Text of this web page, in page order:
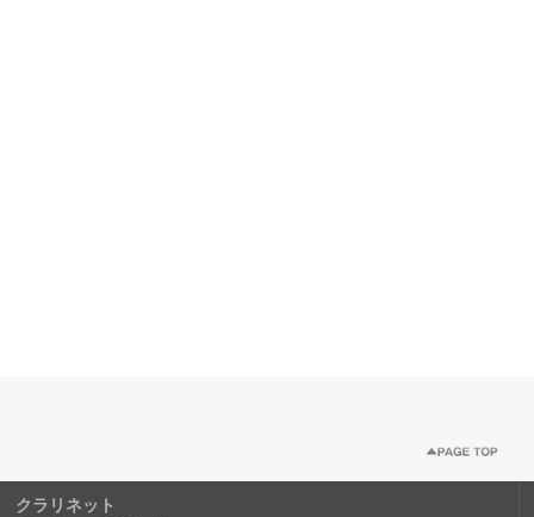
クラリネット